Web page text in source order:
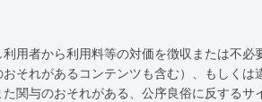
用者から利用料等の対価を徴収または不
それがあるコンテンツも含む）、もしく
関与のおそれがある、公序良俗に反する